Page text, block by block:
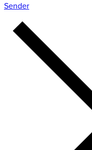
Sender